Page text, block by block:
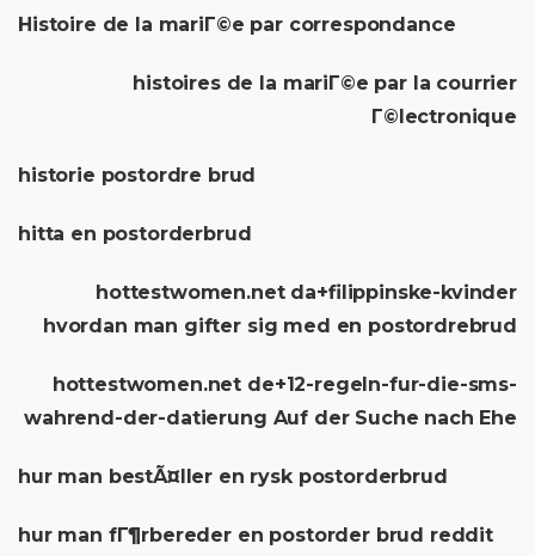
Histoire de la mariГ©e par correspondance
histoires de la mariГ©e par la courrier
Г©lectronique
historie postordre brud
hitta en postorderbrud
hottestwomen.net da+filippinske-kvinder
hvordan man gifter sig med en postordrebrud
hottestwomen.net de+12-regeln-fur-die-sms-
wahrend-der-datierung Auf der Suche nach Ehe
hur man bestÃ¤ller en rysk postorderbrud
hur man fГ¶rbereder en postorder brud reddit